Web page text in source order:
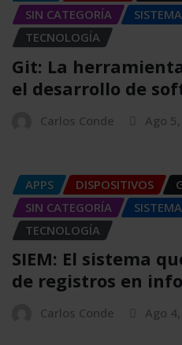
SIN CATEGORÍA
TECNOLOGÍA
Git: La
el desarrollo de
Carlos Conde Ago
APPS DISPOSITIVOS
SIN CATEGORÍA
TECNOLOGÍA
SIEM: El sistema
de registros en
Carlos Conde Ago